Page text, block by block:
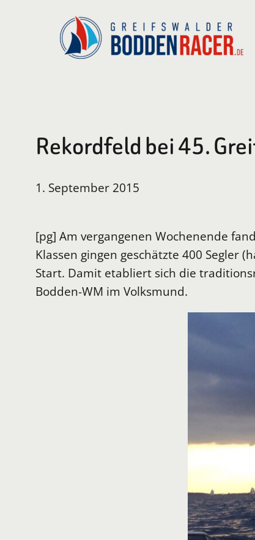
Rekordfeld bei 45.
1. September 2015
[pg] Am vergangenen Wochenende
Klassen gingen geschätzte 400 Segler
Start. Damit etabliert sich die
Bodden-WM im Volksmund.